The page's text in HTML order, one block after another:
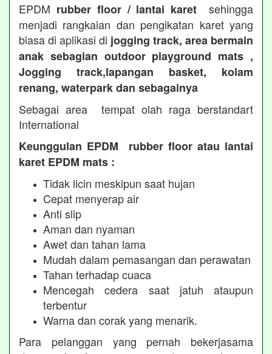
EPDM rubber floor / lantai karet sehingga
menjadi rangkaian dan pengikatan karet yang
biasa di aplikasi di jogging track, area bermain
anak sebagian outdoor playground mats ,
Jogging track,lapangan basket, kolam
renang, waterpark dan sebagainya
Sebagai area tempat olah raga berstandart
International
Keunggulan EPDM rubber floor atau lantai
karet EPDM mats :
Tidak licin meskipun saat hujan
Cepat menyerap air
Anti slip
Aman dan nyaman
Awet dan tahan lama
Mudah dalam pemasangan dan perawatan
Tahan terhadap cuaca
Mencegah cedera saat jatuh ataupun
terbentur
Warna dan corak yang menarik.
Para pelanggan yang pernah bekerjasama